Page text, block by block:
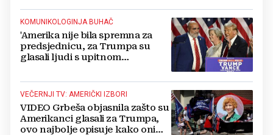
KOMUNIKOLOGINJA BUHAČ
'Amerika nije bila spremna za
predsjednicu, za Trumpa su
glasali ljudi s upitnom
VEČERNJI TV: AMERIČKI IZBORI
VIDEO Grbeša objasnila zašto su
Amerikanci glasali za Trumpa,
ovo najbolje opisuje kako oni